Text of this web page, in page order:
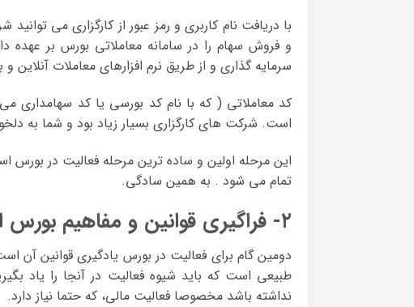
با دریافت نام کاربری و رمز عبور از کارگزاری می
و فروش سهام را در سامانه معاملاتی بورس بر
سرمایه گذاری و از طریق نرم افزارهای معاملات
کد معاملاتی ( که با نام کد بورسی یا کد سهامداری
است. شرکت های کارگزاری بسیار زیاد بود و شما به
این مرحله اولین و ساده ترین مرحله فعالیت در بورس
تمام می شود . به همین سادگی.
۲- فراگیری قوانین و مفاهیم بورس ایران
دومین گام برای فعالیت در بورس یادگیری قوانین آن
طبیعی است که باید شیوه فعالیت در آنجا را یاد
نداشته باشد مخصوصا فعالیت مالی، که حتما نیاز دارد.